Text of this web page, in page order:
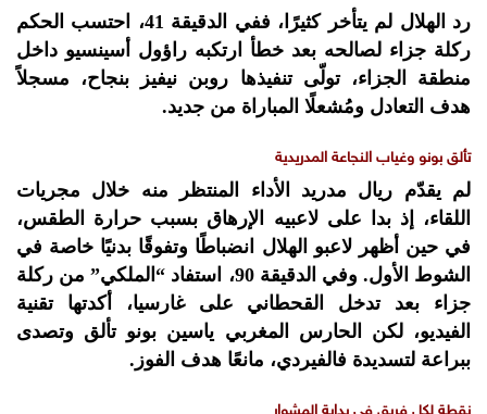
رد الهلال لم يتأخر كثيرًا، ففي الدقيقة 41، احتسب الحكم
ركلة جزاء لصالحه بعد خطأ ارتكبه راؤول أسينسيو داخل
منطقة الجزاء، تولّى تنفيذها روبن نيفيز بنجاح، مسجلاً
هدف التعادل ومُشعلًا المباراة من جديد.
تألق بونو وغياب النجاعة المدريدية
لم يقدّم ريال مدريد الأداء المنتظر منه خلال مجريات
اللقاء، إذ بدا على لاعبيه الإرهاق بسبب حرارة الطقس،
في حين أظهر لاعبو الهلال انضباطًا وتفوقًا بدنيًا خاصة في
الشوط الأول. وفي الدقيقة 90، استفاد “الملكي” من ركلة
جزاء بعد تدخل القحطاني على غارسيا، أكدتها تقنية
الفيديو، لكن الحارس المغربي ياسين بونو تألق وتصدى
ببراعة لتسديدة فالفيردي، مانعًا هدف الفوز.